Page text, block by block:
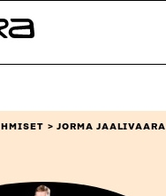
JORMA JAALIVAARA